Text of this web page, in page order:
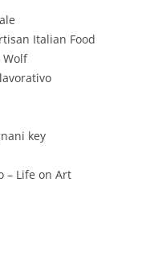
Italian Food
Wolf
key
– Life on Art